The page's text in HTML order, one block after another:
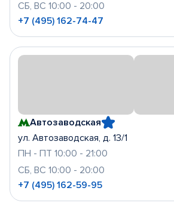
СБ, ВС 10:00 - 20:00
+7 (495) 162-74-47
Автозаводская
ул. Автозаводская, д. 13/1
ПН - ПТ 10:00 - 21:00
СБ, ВС 10:00 - 20:00
+7 (495) 162-59-95